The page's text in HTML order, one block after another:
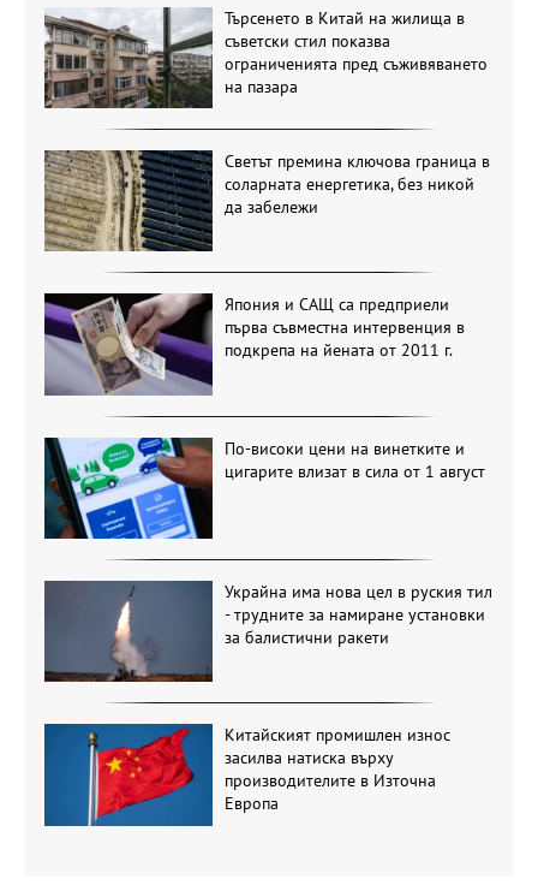
Търсенето в Китай на жилища в
съветски стил показва
ограниченията пред съживяването
на пазара
Светът премина ключова граница в
соларната енергетика, без никой
да забележи
Япония и САЩ са предприели
първа съвместна интервенция в
подкрепа на йената от 2011 г.
По-високи цени на винетките и
цигарите влизат в сила от 1 август
Украйна има нова цел в руския тил
- трудните за намиране установки
за балистични ракети
Китайският промишлен износ
засилва натиска върху
производителите в Източна
Европа